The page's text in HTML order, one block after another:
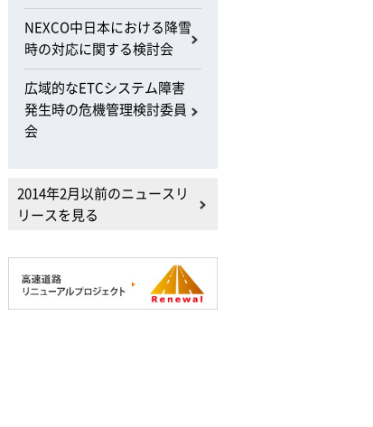
NEXCO中日本における降雪
時の対応に関する検討会
広域的なETCシステム障害
発生時の危機管理検討委員
会
2014年2月以前のニュースリ
リースを見る